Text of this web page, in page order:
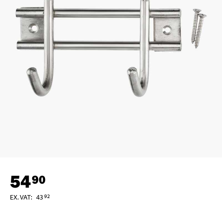
5490
EX. VAT: 4392